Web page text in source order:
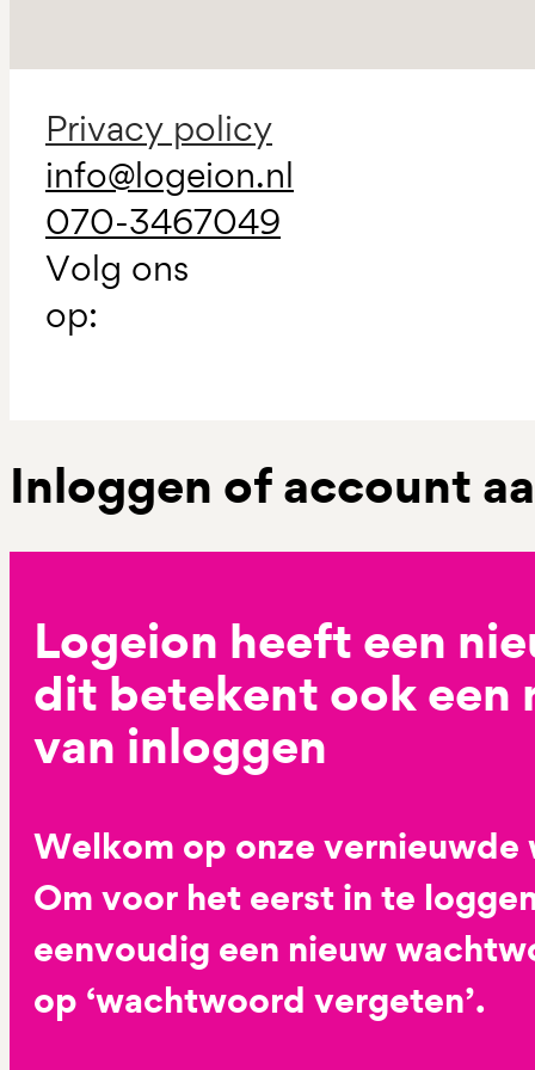
Privacy policy
info@logeion.nl
070-3467049
Volg ons
op:
Inloggen of account
Logeion heeft een
dit betekent ook een
van inloggen
Welkom op onze vernieuwde
Om voor het eerst in te
eenvoudig een nieuw
op ‘wachtwoord vergeten’.